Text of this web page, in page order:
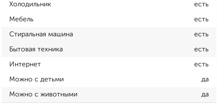
Холодильник есть
Мебель есть
Стиральная машина есть
Бытовая техника есть
Интернет есть
Можно с детьми да
Можно с животными да